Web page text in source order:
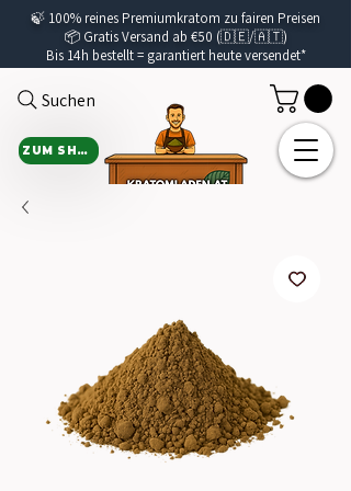
Suchen
🍃 100% reines Premiumkratom zu fairen Preisen
📦 Gratis Versand ab €50 (🇩🇪/🇦🇹)
Bis 14h bestellt = garantiertheute versendet*
ZUM SHOP